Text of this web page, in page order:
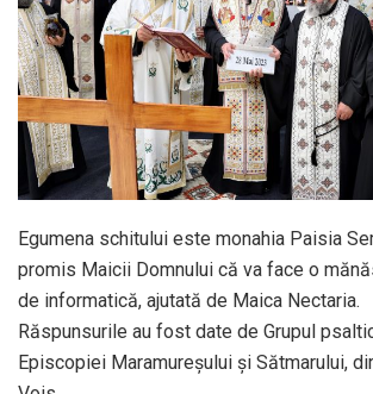
Egumena schitului este monahia Paisia
promis Maicii Domnului că va face o
de informatică, ajutată de Maica Nectaria.
Răspunsurile au fost date de Grupul
Episcopiei Maramureşului şi Sătmarului,